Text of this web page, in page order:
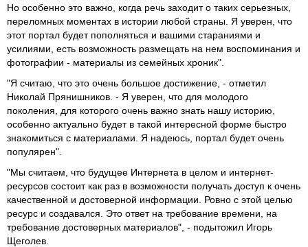
Но особенно это важно, когда речь заходит о таких серьезных,
переломных моментах в истории любой страны. Я уверен, что
этот портал будет пополняться и вашими стараниями и
усилиями, есть возможность размещать на нем воспоминания и
фотографии - материалы из семейных хроник".
"Я считаю, что это очень большое достижение, - отметил
Николай Прянишников. - Я уверен, что для молодого
поколения, для которого очень важно знать нашу историю,
особенно актуально будет в такой интересной форме быстро
знакомиться с материалами. Я надеюсь, портал будет очень
популярен".
"Мы считаем, что будущее Интернета в целом и интернет-
ресурсов состоит как раз в возможности получать доступ к очень
качественной и достоверной информации. Ровно с этой целью
ресурс и создавался. Это ответ на требование времени, на
требование достоверных материалов", - подытожил Игорь
Щеголев.